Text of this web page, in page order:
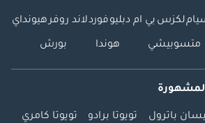
لكزس بي ام دبليوفوردلاند روفرهيونداي
متسوبيشي هوندا بورش
باترول تويوتا برادو تويوتا كامري